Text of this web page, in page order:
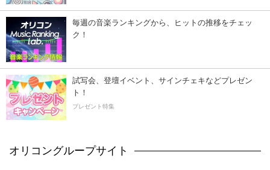
毎週の音楽ランキングから、ヒットの推移をチェッ
ク！
試写会、登壇イベント、サインチェキなどプレゼン
ト！
プレゼント特集
オリコングループサイト